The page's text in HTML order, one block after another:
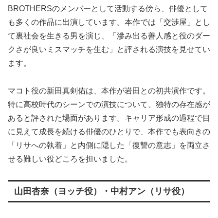
BROTHERSのメンバーとして活動する傍ら、俳優として
も多くの作品に出演しています。本作では「交渉屋」とし
て裏社会を生きる男を演じ、「滲み出る善人感と役のダー
クさが良いミスマッチを生む」と評される演技を見せてい
ます。
マコト役の新田真剣佑は、本作が岩田との初共演作です。
特に高校時代のシーンでの演技について、独特の存在感が
あると評された場面があります。キャリア形成の過程で目
に見えて成長を続ける俳優のひとりで、本作でも表向きの
「リサへの執着」と内側に隠した「復讐の意志」を両立さ
せる難しい役どころを担いました。
山田杏奈（ヨッチ役）・中村アン（リサ役）